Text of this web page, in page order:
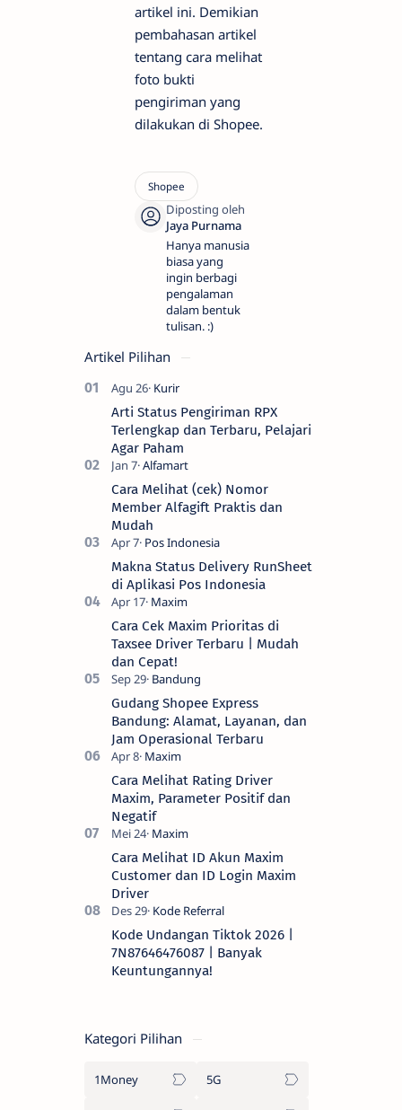
artikel ini. Demikian
pembahasan artikel
tentang cara melihat
foto bukti
pengiriman yang
dilakukan di Shopee.
Hanya manusia
biasa yang
ingin berbagi
pengalaman
dalam bentuk
tulisan. :)
Artikel Pilihan
Arti Status Pengiriman RPX
Terlengkap dan Terbaru, Pelajari
Agar Paham
Cara Melihat (cek) Nomor
Member Alfagift Praktis dan
Mudah
Makna Status Delivery RunSheet
di Aplikasi Pos Indonesia
Cara Cek Maxim Prioritas di
Taxsee Driver Terbaru | Mudah
dan Cepat!
Gudang Shopee Express
Bandung: Alamat, Layanan, dan
Jam Operasional Terbaru
Cara Melihat Rating Driver
Maxim, Parameter Positif dan
Negatif
Cara Melihat ID Akun Maxim
Customer dan ID Login Maxim
Driver
Kode Undangan Tiktok 2026 |
7N87646476087 | Banyak
Keuntungannya!
Kategori Pilihan
1Money 5G